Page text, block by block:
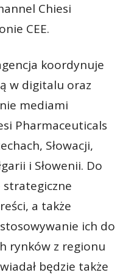
Chiesi
CEE.
koordynuje
w digitalu oraz
mediami
Pharmaceuticals
Słowacji,
i Słowenii. Do
strategiczne
a także
ich do
rynków z regionu
będzie także